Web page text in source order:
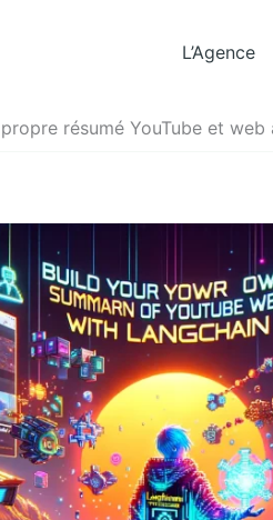
L’Agence
résumé YouTube et web